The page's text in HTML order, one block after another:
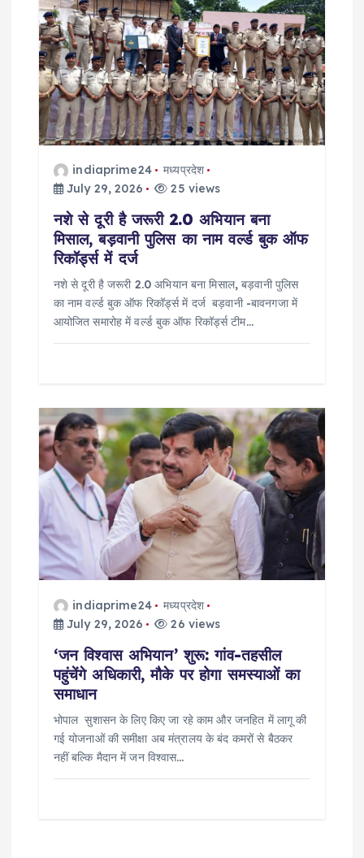
g
a
t
indiaprime24
मध्यप्रदेश
July 29, 2026
25 views
नशे से दूरी है जरूरी 2.0 अभियान बना
मिसाल, बड़वानी पुलिस का नाम वर्ल्ड बुक ऑफ
रिकॉर्ड्स में दर्ज
नशे से दूरी है जरूरी 2.0 अभियान बना मिसाल, बड़वानी पुलिस
का नाम वर्ल्ड बुक ऑफ रिकॉर्ड्स में दर्ज बड़वानी -बावनगजा में
आयोजित समारोह में वर्ल्ड बुक ऑफ रिकॉर्ड्स टीम…
indiaprime24
मध्यप्रदेश
July 29, 2026
26 views
‘जन विश्वास अभियान’ शुरू: गांव-तहसील
पहुंचेंगे अधिकारी, मौके पर होगा समस्याओं का
समाधान
भोपाल सुशासन के लिए किए जा रहे काम और जनहित में लागू की
गई योजनाओं की समीक्षा अब मंत्रालय के बंद कमरों से बैठकर
नहीं बल्कि मैदान में जन विश्वास…